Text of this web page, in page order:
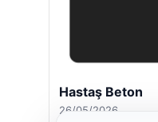
Hastaş Beton
26/05/2026